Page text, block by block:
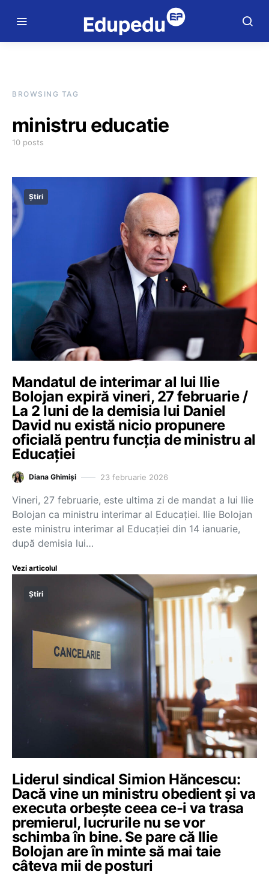
BROWSING TAG
ministru educatie
10 posts
Știri
Mandatul de interimar al lui Ilie
Bolojan expiră vineri, 27 februarie /
La 2 luni de la demisia lui Daniel
David nu există nicio propunere
oficială pentru funcția de ministru al
Educației
Diana Ghimiși 23 februarie 2026
Vineri, 27 februarie, este ultima zi de mandat a lui Ilie
Bolojan ca ministru interimar al Educației. Ilie Bolojan
este ministru interimar al Educației din 14 ianuarie,
după demisia lui…
Vezi articolul
Știri
Liderul sindical Simion Hăncescu:
Dacă vine un ministru obedient și va
executa orbește ceea ce-i va trasa
premierul, lucrurile nu se vor
schimba în bine. Se pare că Ilie
Bolojan are în minte să mai taie
câteva mii de posturi